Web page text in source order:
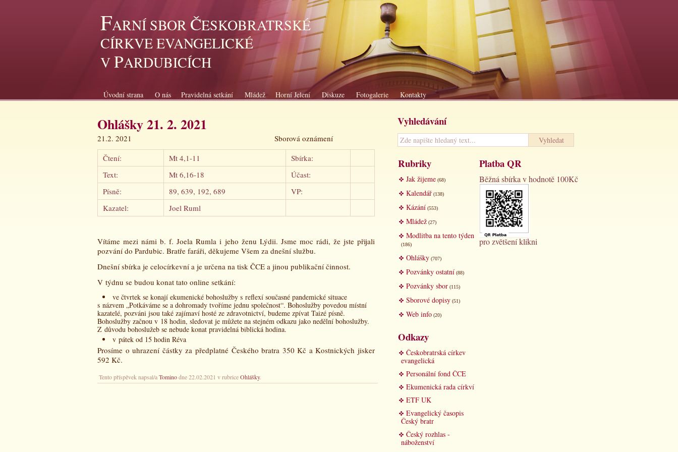
FARNÍ SBOR ČESKOBRATRSKÉ
CÍRKVE EVANGELICKÉ
VPARDUBICÍCH
Úvodní strana O nás Pravidelná setkání Mládež Horní Jelení Diskuze Fotogalerie Kontakty
Ohlášky 21. 2. 2021
21.2. 2021 Sborová oznámení
Čtení:
Mt 4,1-11
Sbírka:
Text:
Mt 6,16-18
Účast:
Písně:
89, 639, 192, 689
VP:
Kazatel:
Joel Ruml
Vítáme mezi námi b. f. Joela Rumla i jeho ženu Lýdii. Jsme moc rádi, že jste přijali
pozvání do Pardubic. Bratře faráři, děkujeme Všem za dnešní službu.
Dnešní sbírka je celocírkevní a je určena na tisk ČCE a jinou publikační činnost.
V týdnu se budou konat tato online setkání:
ve čtvrtek se konají ekumenické bohoslužby s reflexí současné pandemické situace
s názvem „Potkáváme se a dohromady tvoříme jednu společnost“. Bohoslužby povedou místní
kazatelé, pozváni jsou také zajímaví hosté ze zdravotnictví, budeme zpívat Taizé písně.
Bohoslužby začnou v 18 hodin, sledovat je můžete na stejném odkazu jako nedělní bohoslužby.
Z důvodu bohoslužeb se nebude konat pravidelná biblická hodina.
v pátek od 15 hodin Réva
Prosíme o uhrazení částky za předplatné Českého bratra 350 Kč a Kostnických jisker
592 Kč.
Tento příspěvek napsal/aTominodne 22.02.2021 v rubriceOhlášky.
Vyhledávání
Rubriky
Jak žijeme (68)
Kalendář (138)
Kázání (553)
Mládež (27)
Modlitba na tento týden
(186)
Ohlášky (707)
Pozvánky ostatní (88)
Pozvánky sbor (115)
Sborové dopisy (51)
Web info (20)
Odkazy
Českobratrská církev
evangelická
Personální fond ČCE
Ekumenická rada církví
ETF UK
Evangelický časopis
Český bratr
Český rozhlas -
náboženství
Platba QR
Běžná sbírka v hodnotě 100Kč
pro zvětšení klikni